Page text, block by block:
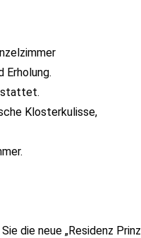
Erholung.
Klosterkulisse,
die neue „Residenz Prinz